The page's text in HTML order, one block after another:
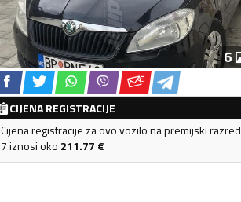
6
CIJENA REGISTRACIJE
Cijena registracije za ovo vozilo na premijski razred
7 iznosi oko 211.77 €